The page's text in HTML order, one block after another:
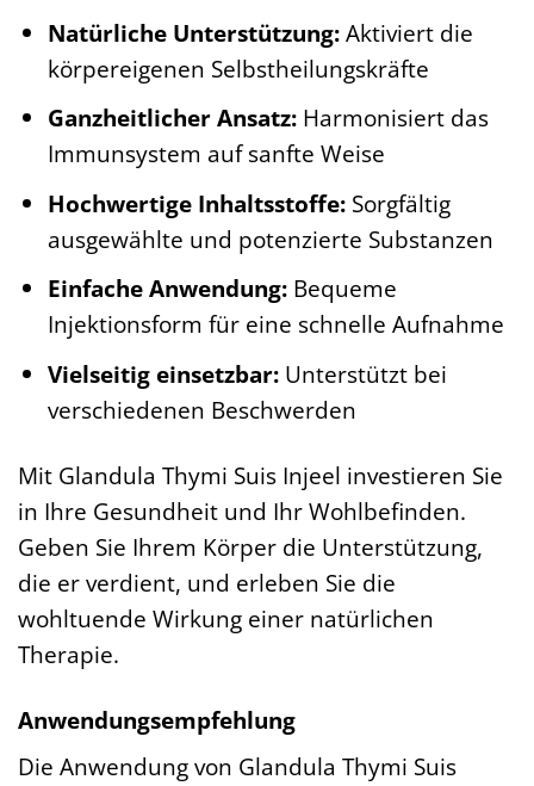
Natürliche Unterstützung:Aktiviert die
körpereigenen Selbstheilungskräfte
Ganzheitlicher Ansatz:Harmonisiert das
Immunsystem auf sanfte Weise
Hochwertige Inhaltsstoffe:Sorgfältig
ausgewählte und potenzierte Substanzen
Einfache Anwendung:Bequeme
Injektionsform für eine schnelle Aufnahme
Vielseitig einsetzbar:Unterstützt bei
verschiedenen Beschwerden
Mit Glandula Thymi Suis Injeel investieren Sie
in Ihre Gesundheit und Ihr Wohlbefinden.
Geben Sie Ihrem Körper die Unterstützung,
die er verdient, und erleben Sie die
wohltuende Wirkung einer natürlichen
Therapie.
Anwendungsempfehlung
Die Anwendung von Glandula Thymi Suis